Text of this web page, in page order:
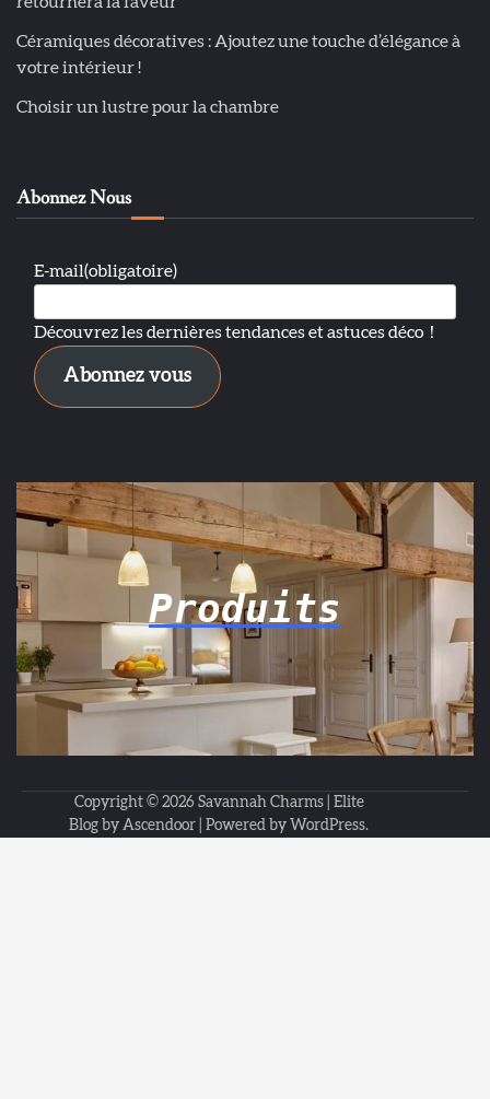
Céramiques décoratives : Ajoutez une touche d’élégance à
votre intérieur !
Choisir un lustre pour la chambre
Abonnez Nous
E-mail(obligatoire)
Découvrez les dernières tendances et astuces déco！
Abonnez vous
Produits
Copyright © 2026 Savannah Charms| Elite
Blog by Ascendoor | Powered by WordPress.